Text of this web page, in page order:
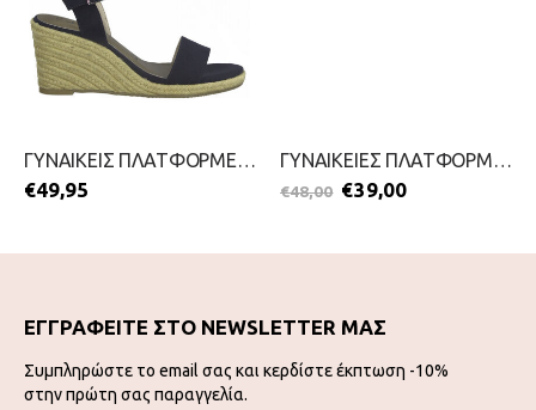
ΓΥΝΑΙΚΕΙΣ ΠΛΑΤΦΟΡΜΕΣ-TAMARIS-2199-0124-ΜΠΛΕ
€49,95
ΓΥΝΑΙΚΕΙΕΣ ΠΛΑΤΦΟΡΜΕΣ-BOTTERO-2199-0235-ΚΙΤΡΙΝΟ
€48,00 €39,00
ΕΓΓΡΑΦΕΙΤΕ ΣΤΟ NEWSLETTER ΜΑΣ
Συμπληρώστε το email σας και κερδίστε έκπτωση -10%
στην πρώτη σας παραγγελία.